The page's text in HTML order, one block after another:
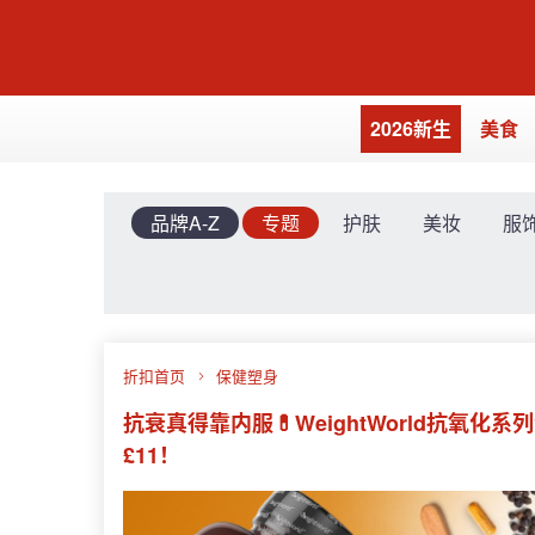
2026新生 美食
品牌A-Z 专题 护肤 美妆 服
折扣首页 保健塑身
抗衰真得靠内服💊WeightWorld抗氧化系
£11！